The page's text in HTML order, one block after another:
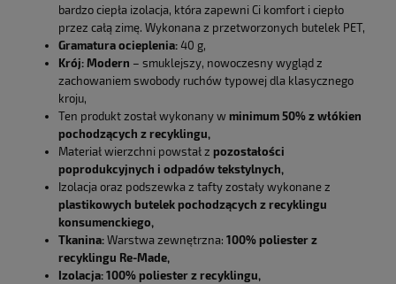
bardzo ciepła izolacja, która zapewni Ci komfort i ciepło
przez całą zimę. Wykonana z przetworzonych butelek PET,
Gramatura ocieplenia: 40 g,
Krój: Modern – smuklejszy, nowoczesny wygląd z
zachowaniem swobody ruchów typowej dla klasycznego
kroju,
Ten produkt został wykonany w minimum 50% z włókien
pochodzących z recyklingu,
Materiał wierzchni powstał z pozostałości
poprodukcyjnych i odpadów tekstylnych,
Izolacja oraz podszewka z tafty zostały wykonane z
plastikowych butelek pochodzących z recyklingu
konsumenckiego,
Tkanina: Warstwa zewnętrzna: 100% poliester z
recyklingu Re-Made,
Izolacja: 100% poliester z recyklingu,